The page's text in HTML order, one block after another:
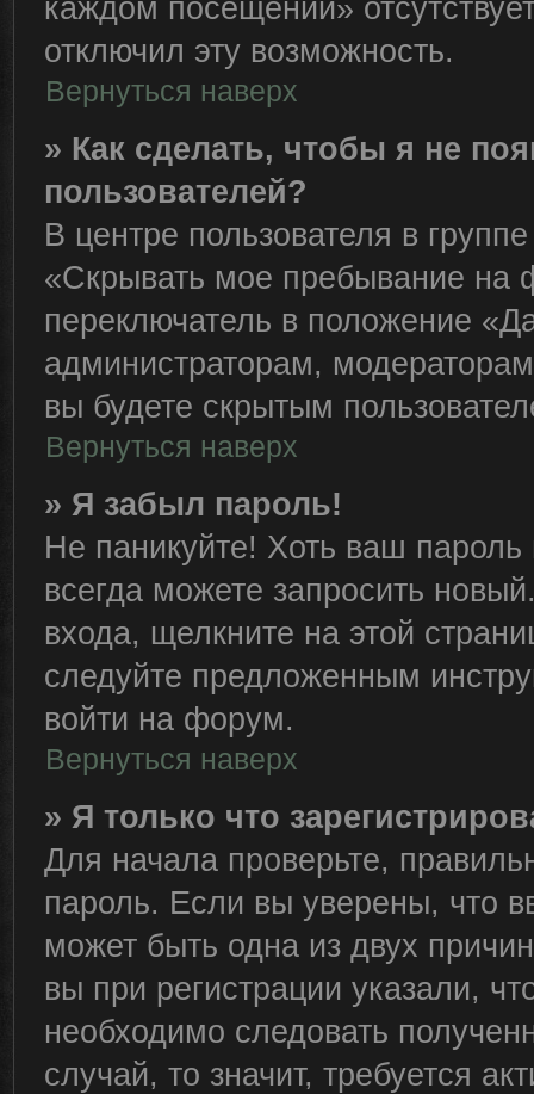
каждом посещении»
отключил эту возможность.
Вернуться наверх
» Как сделать, чтобы я не
пользователей?
В центре пользователя в
«Скрывать мое пребывание на
переключатель в положение
администраторам,
вы будете скрытым
Вернуться наверх
» Я забыл пароль!
Не паникуйте! Хоть ваш
всегда можете запросить
входа, щелкните на этой
следуйте предложенным
войти на форум.
Вернуться наверх
» Я только что
Для начала проверьте,
пароль. Если вы уверены, что
может быть одна из двух
вы при регистрации указали,
необходимо следовать
случай, то значит, требуется